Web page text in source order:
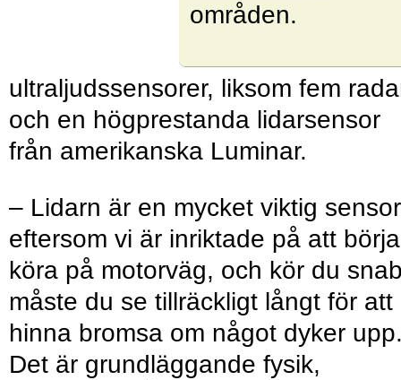
områden.
ultraljudssensorer, liksom fem
och en högprestanda lidarsensor
från amerikanska Luminar.
– Lidarn är en mycket viktig sensor
eftersom vi är inriktade på att börja
köra på motorväg, och kör du
måste du se tillräckligt långt för att
hinna bromsa om något dyker
Det är grundläggande fysik,